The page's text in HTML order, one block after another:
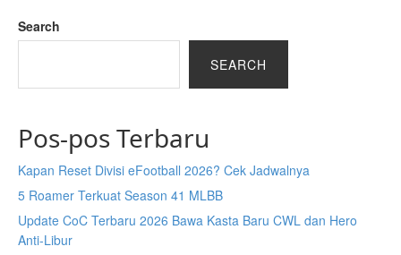
Search
SEARCH
Pos-pos Terbaru
Kapan Reset Divisi eFootball 2026? Cek Jadwalnya
5 Roamer Terkuat Season 41 MLBB
Update CoC Terbaru 2026 Bawa Kasta Baru CWL dan Hero
Anti-Libur